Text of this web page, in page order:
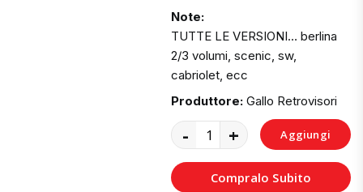
Note:
TUTTE LE VERSIONI… berlina
2/3 volumi, scenic, sw,
cabriolet, ecc
Produttore: Gallo Retrovisori
- + Aggiungi
al
Compralo Subito